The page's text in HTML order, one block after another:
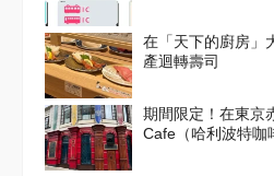
在「天下的廚房」
產迴轉壽司
期間限定！在東京
Cafe（哈利波特咖